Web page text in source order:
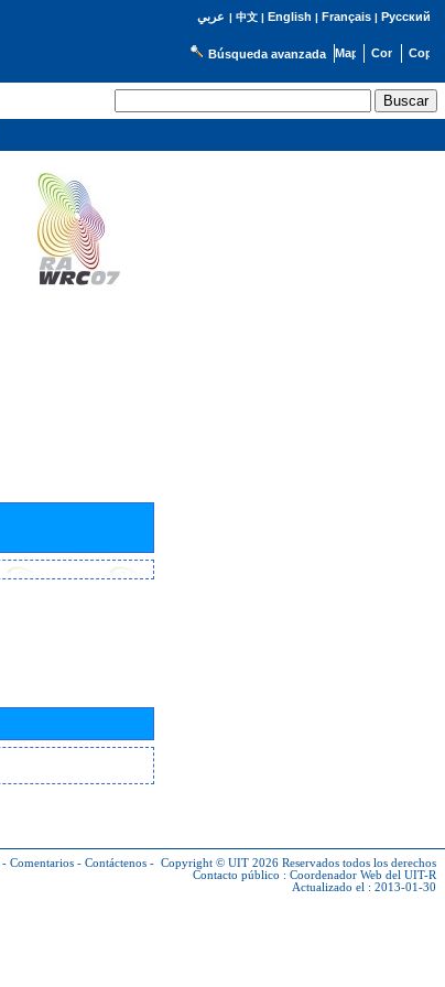
عربي | 中文| English | Français| Русский
Búsqueda avanzada
- Comentarios - Contáctenos - Copyright © UIT 2026 Reservados todos los derechos
Contacto público : Coordenador Web del UIT-R
Actualizado el : 2013-01-30